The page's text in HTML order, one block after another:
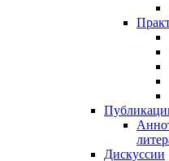
Дискуссии